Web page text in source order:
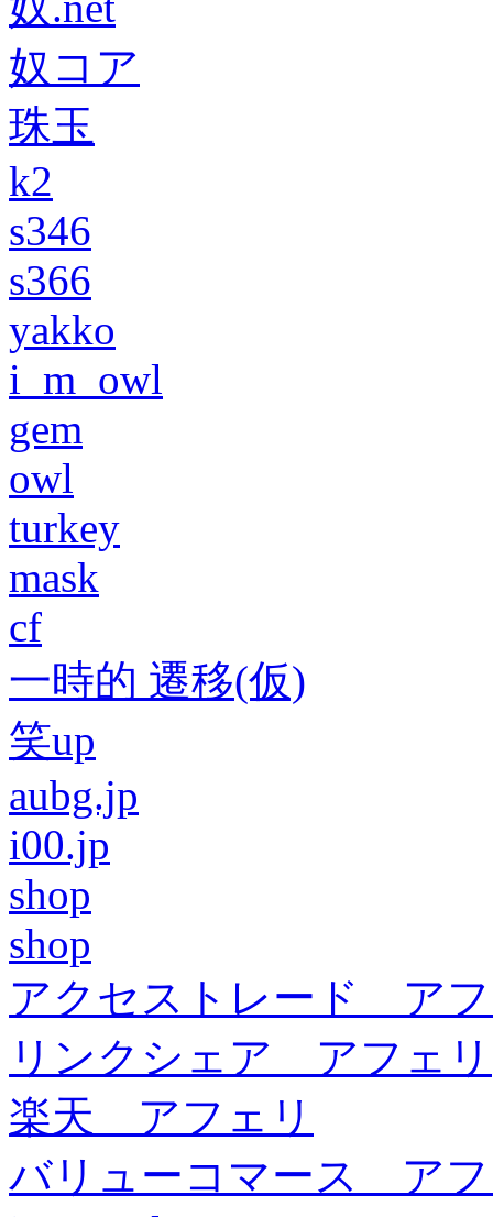
奴コア
珠玉
k2
s346
s366
yakko
i_m_owl
gem
owl
turkey
mask
cf
一時的 遷移(仮)
笑up
aubg.jp
i00.jp
shop
shop
アクセストレード ア
リンクシェア アフェリ
楽天 アフェリ
バリューコマース ア